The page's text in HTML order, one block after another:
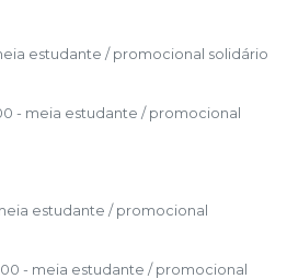
estudante / promocional solidário
- meia estudante / promocional
estudante / promocional
- meia estudante / promocional